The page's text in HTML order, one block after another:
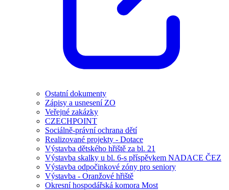
Ostatní dokumenty
Zápisy a usnesení ZO
Veřejné zakázky
CZECHPOINT
Sociálně-právní ochrana dětí
Realizované projekty - Dotace
Výstavba dětského hřiště za bl. 21
Výstavba skalky u bl. 6-s příspěvkem NADACE ČEZ
Výstavba odpočinkové zóny pro seniory
Výstavba - Oranžové hřiště
Okresní hospodářská komora Most